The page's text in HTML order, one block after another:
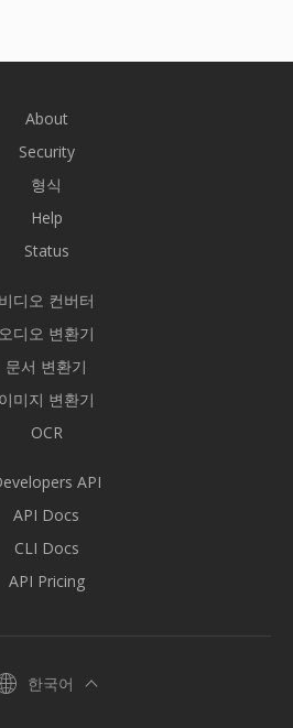
About
Security
형식
Help
Status
비디오 컨버터
오디오 변환기
문서 변환기
이미지 변환기
OCR
API
API Docs
CLI Docs
API Pricing
한국어